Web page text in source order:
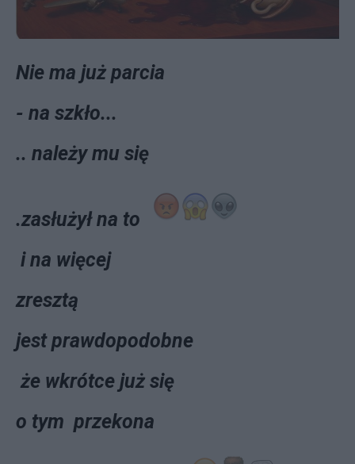
Nie ma już parcia
- na szkło...
.. należy mu się
.zasłużył na to
i na więcej
zresztą
jest prawdopodobne
że wkrótce już się
o tym przekona